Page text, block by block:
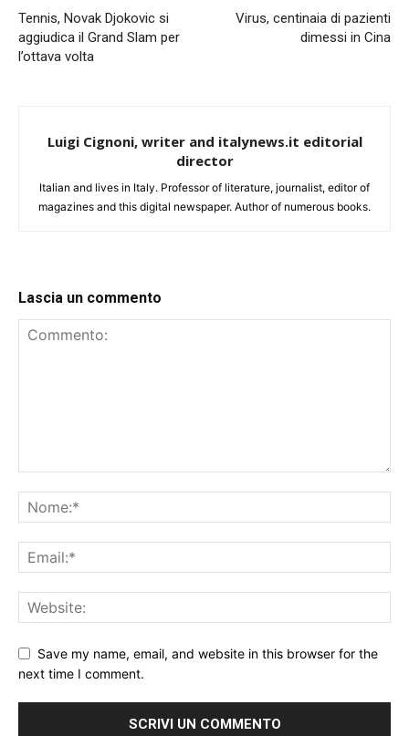
Tennis, Novak Djokovic si
aggiudica il Grand Slam per
l’ottava volta
Virus, centinaia di pazienti
dimessi in Cina
Luigi Cignoni, writer and italynews.it editorial
director
Italian and lives in Italy. Professor of literature, journalist, editor of
magazines and this digital newspaper. Author of numerous books.
Lascia un commento
Save my name, email, and website in this browser for the
next time I comment.